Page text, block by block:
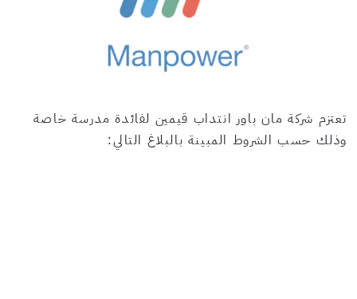
تعتزم شركة مان باور انتداب قيمين لفائدة مدرسة خاصة
وذلك حسب الشروط المبينة بالبلاغ التالي: